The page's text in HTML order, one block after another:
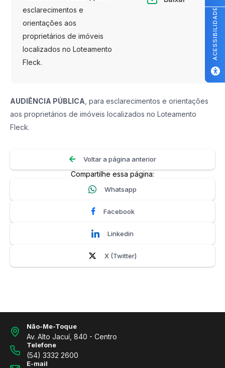
esclarecimentos e
orientações aos
proprietários de imóveis
localizados no Loteamento
Fleck.
AUDIÊNCIA PÚBLICA , para esclarecimentos e orientações
aos proprietários de imóveis localizados no Loteamento
Fleck.
Voltar a página anterior
Compartilhe essa página:
Whatsapp
Facebook
Linkedin
X (Twitter)
Não-Me-Toque
Av. Alto Jacuí, 840 - Centro
Telefone
(54) 3332 2600
E-mail
ACESSIBILIDADE